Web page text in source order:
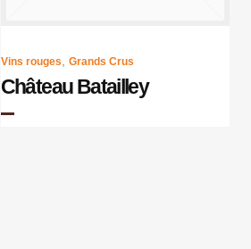
Vins rouges, Grands Crus
Château Batailley